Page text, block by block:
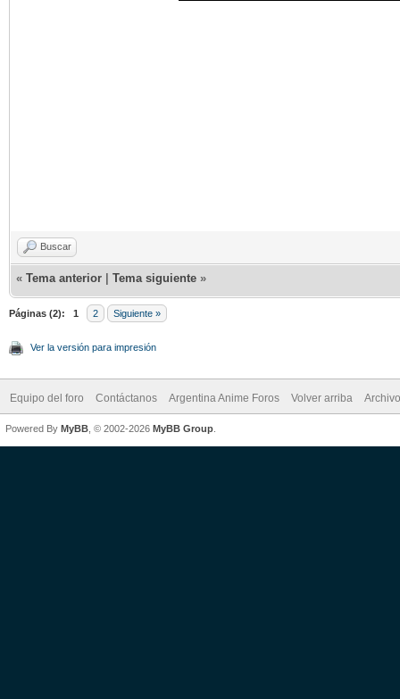
Buscar
« Tema anterior Tema siguiente »
Páginas (2): 1 2 Siguiente »
Ver la versión para impresión
Equipo del foro Contáctanos Argentina Anime Foros Volver arriba
Powered By MyBB , © 2002-2026 MyBB Group